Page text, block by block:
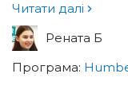
Читати далі
Рената Б
Програма: